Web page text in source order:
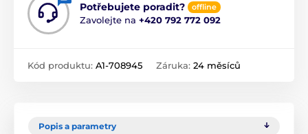
Potřebujete poradit? offline
Zavolejte na +420 792 772 092
Kód produktu: A1-708945 Záruka: 24 měsíců
Popis a parametry